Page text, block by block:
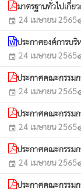
มาตรฐานทั่วไปเกี่ย
event 24 เมษายน 2565
ประกาศองค์การบริ
event 24 เมษายน 2565
ประกาศคณะกรรม
event 24 เมษายน 2565
ประกาศคณะกรรม
event 24 เมษายน 2565
ประกาศคณะกรรม
event 24 เมษายน 2565
ประกาศคณะกรรม